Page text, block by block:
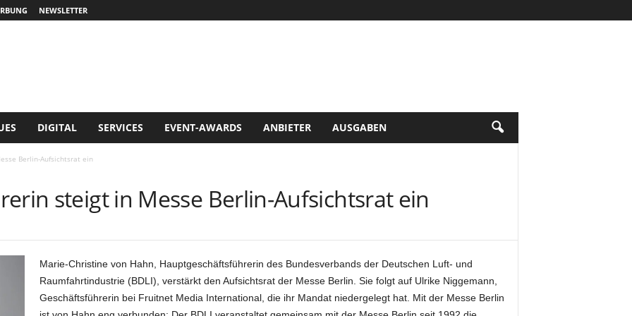
NEWSLETTER
DIGITAL SERVICES EVENT-AWARDS ANBIETER AUSGABEN
Berlin-Aufsichtsrat ein
steigt in Messe Berlin-Aufsichtsrat ein
Marie-Christine von Hahn, Hauptgeschäftsführerin des Bundesverbands der Deutschen Luft- und
Raumfahrtindustrie (BDLI), verstärkt den Aufsichtsrat der Messe Berlin. Sie folgt auf Ulrike Niggemann,
Geschäftsführerin bei Fruitnet Media International, die ihr Mandat niedergelegt hat. Mit der Messe Berlin